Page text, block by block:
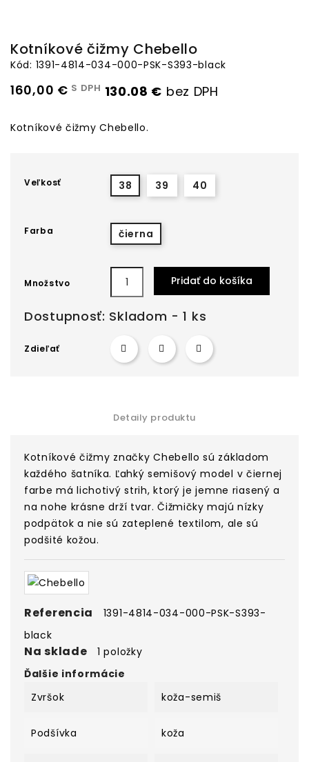
Kotníkové čižmy Chebello
Kód: 1391-4814-034-000-PSK-S393-black
160,00 € S DPH 130.08 € bez DPH
Kotníkové čižmy Chebello.
Veľkosť 38 39 40
Farba čierna
Množstvo Pridať do košíka
Dostupnosť: Skladom - 1 ks
Zdieľať
Detaily produktu
Kotníkové čižmy značky Chebello sú základom
každého šatníka. Ľahký semišový model v čiernej
farbe má lichotivý strih, ktorý je jemne riasený a
na nohe krásne drží tvar. Čižmičky majú nízky
podpätok a nie sú zateplené textilom, ale sú
podšité kožou.
Referencia
1391-4814-034-000-PSK-S393-
black
Na sklade
1 položky
Ďalšie informácie
Zvršok
koža-semiš
Podšívka koža